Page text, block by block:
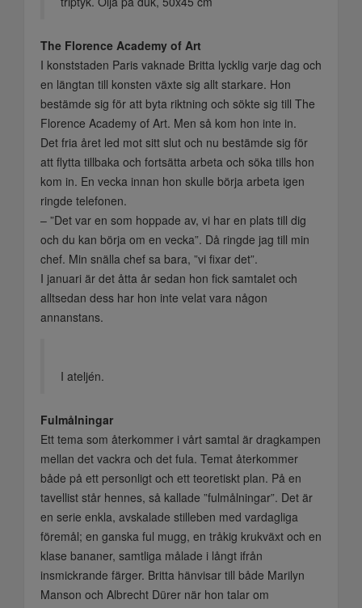
The Florence Academy of Art
I konststaden Paris vaknade Britta lycklig varje dag och
en längtan till konsten växte sig allt starkare. Hon
bestämde sig för att byta riktning och sökte sig till The
Florence Academy of Art. Men så kom hon inte in.
Det fria året led mot sitt slut och nu bestämde sig för
att flytta tillbaka och fortsätta arbeta och söka tills hon
kom in. En vecka innan hon skulle börja arbeta igen
ringde telefonen.
– ”Det var en som hoppade av, vi har en plats till dig
och du kan börja om en vecka”. Då ringde jag till min
chef. Min snälla chef sa bara, ”vi fixar det”.
I januari är det åtta år sedan hon fick samtalet och
alltsedan dess har hon inte velat vara någon
annanstans.
I ateljén.
Fulmålningar
Ett tema som återkommer i vårt samtal är dragkampen
mellan det vackra och det fula. Temat återkommer
både på ett personligt och ett teoretiskt plan. På en
tavellist står hennes, så kallade ”fulmålningar”. Det är
en serie enkla, avskalade stilleben med vardagliga
föremål; en ganska ful mugg, en tråkig krukväxt och en
klase bananer, samtliga målade i långt ifrån
insmickrande färger. Britta hänvisar till både Marilyn
Manson och Albrecht Dürer när hon talar om